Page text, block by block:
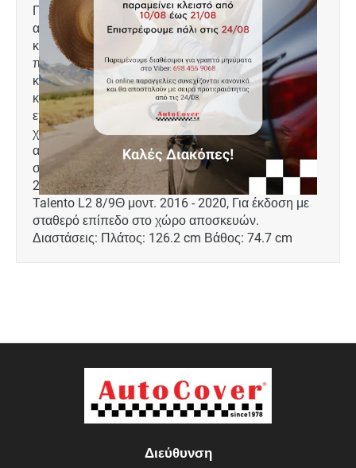
Πατάκι πορτ μπαγκάζ Rigum, κατασκευασμένο
από υψηλής ποιότητας άοσμο ανθεκτικό
καουτσούκ, φιλικό προς το
περιβάλλον. Αντιολισθητικό και πολύ εύκολο στο
καθάρισμα. Το χείλος που διαθέτει (περίπου 2cm)
και η ειδικά διαμορφωμένη κυψελωτή
επιφάνεια συγκρατούν νερά, λάσπες, χώματα και
χιόνι, διατηρώντας καθαρό το εσωτερικό του
αυτοκινήτου. Διαθέτει άψογη εφαρμογή. Ειδικά
σχεδιασμένο για: Renault Trafic L2 8/9Θ μοντ.
2014+, Opel Vivaro L2 8/9Θ μοντ. 2014+, Fiat
Talento L2 8/9Θ μοντ. 2016 - 2020, Για έκδοση με
σταθερό επίπεδο στο χώρο αποσκευών.
Διαστάσεις: Πλάτος: 126.2 cm Βάθος: 74.7 cm
Διεύθυνση